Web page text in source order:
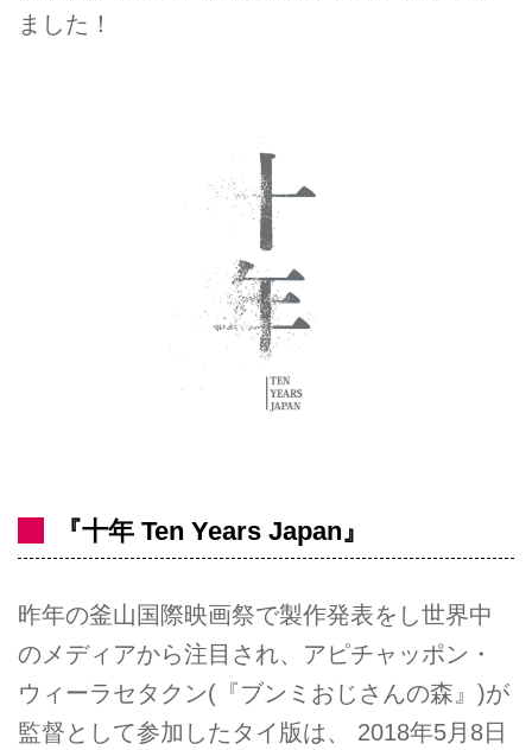
ました！
『十年 Ten Years Japan』
昨年の釜山国際映画祭で製作発表をし世界中
のメディアから注目され、アピチャッポン・
ウィーラセタクン(『ブンミおじさんの森』)が
監督として参加したタイ版は、 2018年5月8日